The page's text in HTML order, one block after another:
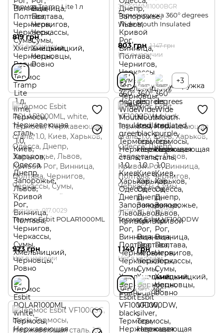
Термос Tramp Lite 1 л
819 грн
Нет в наличии
360SSWMI1000BGR
Термокружка 360° degrees
Wide Mouth Insulated
803 грн 1 147 грн
Нет в наличии
+3
Артикул: 017.0029
Термос Esbit POLAR1000ML
923 грн
Нет в наличии
Артикул: 017.0059
Термос Esbit VF1000DW
1 140 грн
Нет в наличии